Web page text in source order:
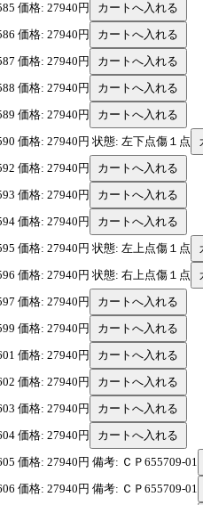
価格: 27940円
価格: 27940円
価格: 27940円
価格: 27940円
価格: 27940円
価格: 27940円 状態: 左下点傷１点
価格: 27940円
価格: 27940円
価格: 27940円
価格: 27940円 状態: 左上点傷１点
価格: 27940円 状態: 右上点傷１点
価格: 27940円
価格: 27940円
価格: 27940円
価格: 27940円
価格: 27940円
価格: 27940円
価格: 27940円 備考: ＣＰ655709-01
価格: 27940円 備考: ＣＰ655709-01